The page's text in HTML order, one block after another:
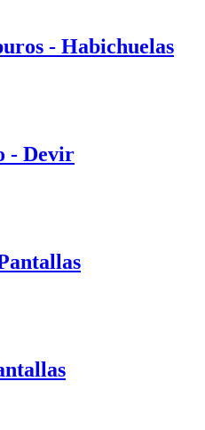
- Habichuelas
- Devir